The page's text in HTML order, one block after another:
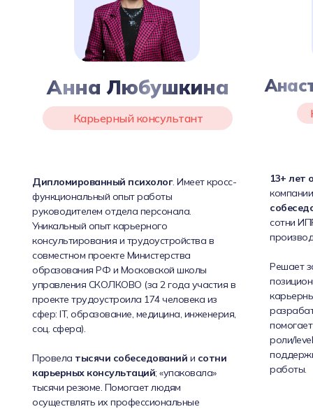
13+ лет
сотни
Решает
роли/
работы.
Дипломированный психолог. Имеет кросс-
функциональный опыт работы
руководителем отдела персонала.
Уникальный опыт карьерного
консультирования и трудоустройства в
совместном проекте Министерства
образования РФ и Московской школы
управления СКОЛКОВО (за 2 года участия в
проекте трудоустроила 174 человека из
сфер: IT, образование, медицина, инженерия,
соц. сфера).
Провела тысячи собеседований и сотни
карьерных консультаций; «упаковала»
тысячи резюме. Помогает людям
осуществлять их профессиональные
Карьерный консультант
Анна Любушкина